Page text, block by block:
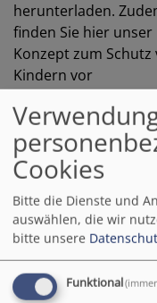
herunterladen.
finden Sie hier unser
Konzept zum Schutz
Kindern vor
Verhalten und
Übergriffen, vor
physischer,
und sexualisierter
Gewalt. Sollten Sie
Fragen haben, so
Sie sich jederzeit
an uns.
Cookies
Bitte die Dienste und
auswählen, die wir
bitte unsere
Funktional